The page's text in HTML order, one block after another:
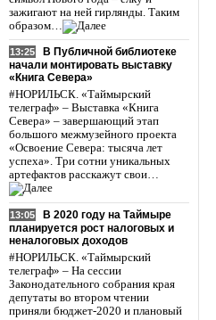
зажигают на ней гирлянды. Таким
образом…
13:25
В Публичной библиотеке
начали монтировать выставку
«Книга Севера»
#НОРИЛЬСК. «Таймырский
телеграф» – Выставка «Книга
Севера» – завершающий этап
большого межмузейного проекта
«Освоение Севера: тысяча лет
успеха». Три сотни уникальных
артефактов расскажут свои…
13:05
В 2020 году на Таймыре
планируется рост налоговых и
неналоговых доходов
#НОРИЛЬСК. «Таймырский
телеграф» – На сессии
Законодательного собрания края
депутаты во втором чтении
приняли бюджет-2020 и плановый